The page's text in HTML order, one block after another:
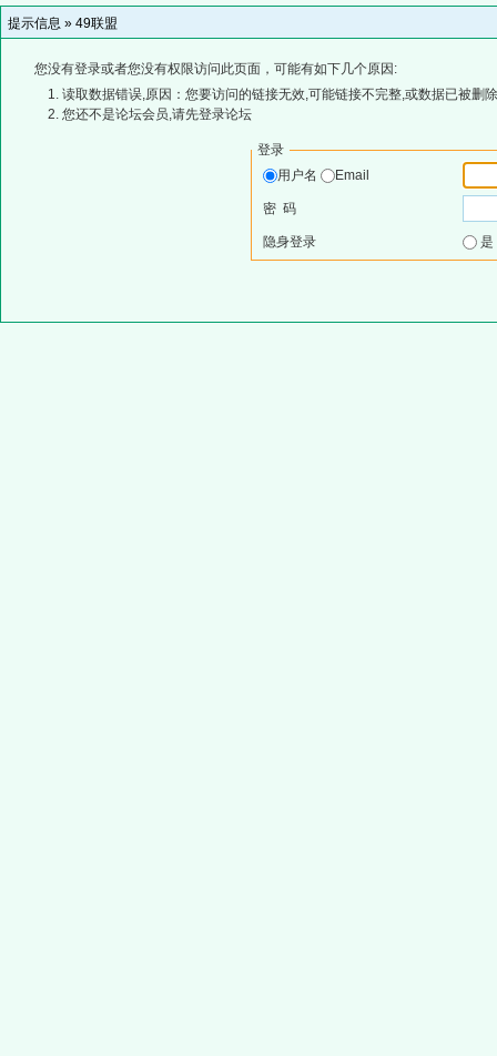
提示信息 » 49联盟
您没有登录或者您没有权限访问此页面，可能有如下几个原因:
读取数据错误,原因：您要访问的链接无效,可能链接不完整,或数据已被删
您还不是论坛会员,请先登录论坛
登录
用户名
Email
密 码
隐身登录